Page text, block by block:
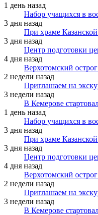
1 день назад
Набор учащихся в
3 дня назад
При храме
3 дня назад
Центр подготовки
4 дня назад
Верхотомский
2 недели назад
Приглашаем на
3 недели назад
В Кемерове
1 день назад
Набор учащихся в
3 дня назад
При храме
3 дня назад
Центр подготовки
4 дня назад
Верхотомский
2 недели назад
Приглашаем на
3 недели назад
В Кемерове